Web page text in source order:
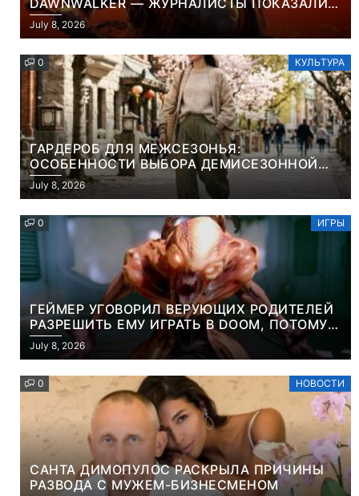
НАЧАЛО НОВОЙ ИГРЫ ОТ ВЕТЕРАНОВ CD
PROJEKT RED
July 8, 2026
0 КУЛЬТУРА
ГАРДЕРОБ ДЛЯ МЕЖСЕЗОНЬЯ:
ОСОБЕННОСТИ ВЫБОРА ДЕМИСЕЗОННОЙ
ПАРКИ И ЭЛЕГАНТНОГО ЖЕНСКОГО ПЛАЩА
July 8, 2026
0 ИГРЫ
ГЕЙМЕР УГОВОРИЛ ВЕРУЮЩИХ РОДИТЕЛЕЙ
РАЗРЕШИТЬ ЕМУ ИГРАТЬ В DOOM, ПОТОМУ
ЧТО ЭТО ХРИСТИАНСКАЯ ИГРА ПРО
УБИЙСТВО ДЕМОНОВ
July 8, 2026
0 НОВОСТИ
САНТА ДИМОПУЛОС РАСКРЫЛА ПРИЧИНЫ
РАЗВОДА С МУЖЕМ-БИЗНЕСМЕНОМ